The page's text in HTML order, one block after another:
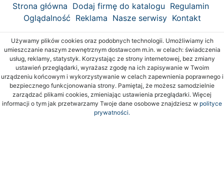
Strona główna Dodaj firmę do katalogu Regulamin
Oglądalność Reklama Nasze serwisy Kontakt
Używamy plików cookies oraz podobnych technologii. Umożliwiamy ich
umieszczanie naszym zewnętrznym dostawcom m.in. w celach: świadczenia
usług, reklamy, statystyk. Korzystając ze strony internetowej, bez zmiany
ustawień przeglądarki, wyrażasz zgodę na ich zapisywanie w Twoim
urządzeniu końcowym i wykorzystywanie w celach zapewnienia poprawnego i
bezpiecznego funkcjonowania strony. Pamiętaj, że możesz samodzielnie
zarządzać plikami cookies, zmieniając ustawienia przeglądarki. Więcej
informacji o tym jak przetwarzamy Twoje dane osobowe znajdziesz w polityce
prywatności.